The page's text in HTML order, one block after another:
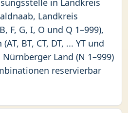
in Landkreis
Landkreis
F, G, I, O und Q 1–999),
BT, CT, DT, ... YT und
Nürnberger Land (N 1–999)
reservierbar